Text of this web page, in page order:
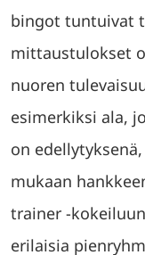
bingot tuntuivat
mittaustulokset
nuoren
esimerkiksi ala,
on
mukaan
trainer -
erilaisia